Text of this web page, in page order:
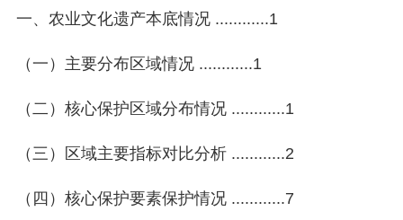
一、农业文化遗产本底情况 ............1
（一）主要分布区域情况 ............1
（二）核心保护区域分布情况 ............1
（三）区域主要指标对比分析 ............2
（四）核心保护要素保护情况 ............7